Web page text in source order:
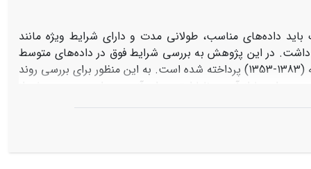
داده‌های مناسب، طولانی مدت و دارای شرایط ویژه مانند
داشت. در این پژوهش به بررسی شرایط فوق در داده‌های متوسط
سالانه جریان 10 ایستگاه هیدرومتری در استان آذربایجان غربی در بازه زمانی 31 ساله (1383-1353) پرداخته شده است. به این منظور برای بررسی روند
از آزمون ناپارامتری ران آزمون، برای بررسی جهش از
کلموگروف اسمیرنوف برای مقایسه توابع احتمالاتی مختلف
بدون جهش و فاقد روند (بجز ایستگاه پل بهراملو) بودند.